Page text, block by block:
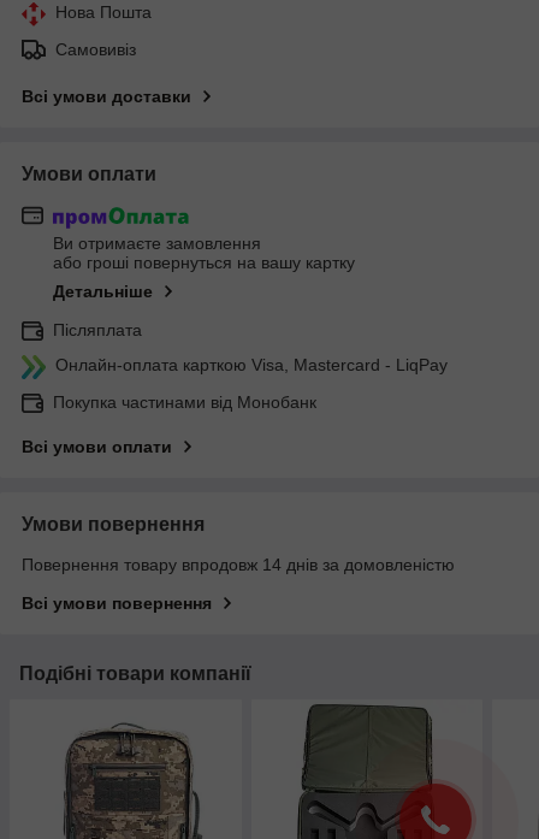
Нова Пошта
Самовивіз
Всі умови доставки
Умови оплати
Ви отримаєте замовлення
або гроші повернуться на вашу картку
Детальніше
Післяплата
Онлайн-оплата карткою Visa, Mastercard - LiqPay
Покупка частинами від Монобанк
Всі умови оплати
Умови повернення
Повернення товару впродовж 14 днів за домовленістю
Всі умови повернення
Подібні товари компанії